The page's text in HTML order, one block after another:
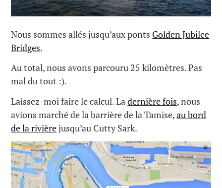
Nous sommes allés jusqu’aux ponts Golden Jubilee
Bridges.
Au total, nous avons parcouru 25 kilomètres. Pas
mal du tout :).
Laissez-moi faire le calcul. Ladernière fois, nous
avions marché de la barrière de la Tamise,au bord
de la rivièrejusqu’au Cutty Sark.